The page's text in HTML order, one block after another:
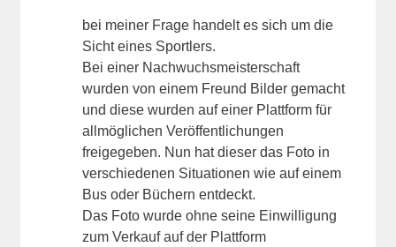
bei meiner Frage handelt es sich um die
Sicht eines Sportlers.
Bei einer Nachwuchsmeisterschaft
wurden von einem Freund Bilder gemacht
und diese wurden auf einer Plattform für
allmöglichen Veröffentlichungen
freigegeben. Nun hat dieser das Foto in
verschiedenen Situationen wie auf einem
Bus oder Büchern entdeckt.
Das Foto wurde ohne seine Einwilligung
zum Verkauf auf der Plattform